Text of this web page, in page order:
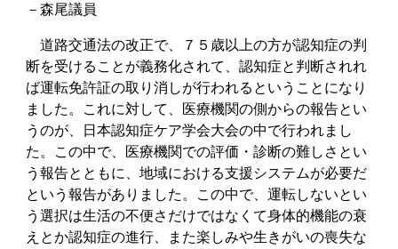
－森尾議員
道路交通法の改正で、７５歳以上の方が認知症の判
断を受けることが義務化されて、認知症と判断されれ
ば運転免許証の取り消しが行われるということになり
ました。これに対して、医療機関の側からの報告とい
うのが、日本認知症ケア学会大会の中で行われまし
た。この中で、医療機関での評価・診断の難しさとい
う報告とともに、地域における支援システムが必要だ
という報告がありました。この中で、運転しないとい
う選択は生活の不便さだけではなくて身体的機能の衰
えとか認知症の進行、また楽しみや生きがいの喪失な